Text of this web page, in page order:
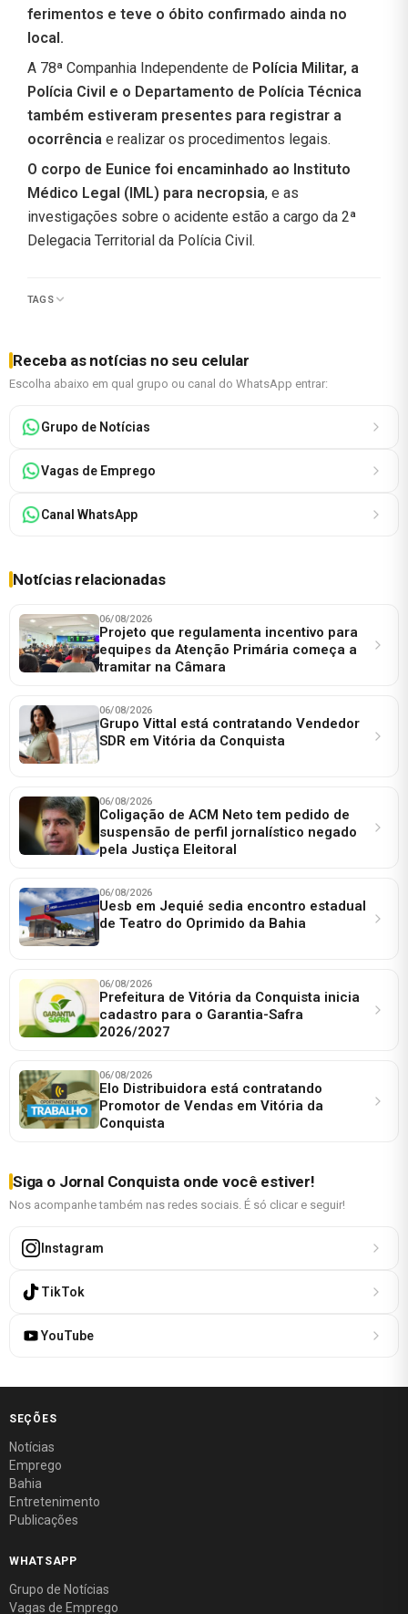
ferimentos e teve o óbito confirmado ainda no
local.
A 78ª Companhia Independente de Polícia Militar, a
Polícia Civil e o Departamento de Polícia Técnica
também estiveram presentes para registrar a
ocorrência e realizar os procedimentos legais.
O corpo de Eunice foi encaminhado ao Instituto
Médico Legal (IML) para necropsia, e as
investigações sobre o acidente estão a cargo da 2ª
Delegacia Territorial da Polícia Civil.
TAGS
Receba as notícias no seu celular
Escolha abaixo em qual grupo ou canal do WhatsApp entrar:
Grupo de Notícias
Vagas de Emprego
Canal WhatsApp
Notícias relacionadas
06/08/2026
Projeto que regulamenta incentivo para
equipes da Atenção Primária começa a
tramitar na Câmara
06/08/2026
Grupo Vittal está contratando Vendedor
SDR em Vitória da Conquista
06/08/2026
Coligação de ACM Neto tem pedido de
suspensão de perfil jornalístico negado
pela Justiça Eleitoral
06/08/2026
Uesb em Jequié sedia encontro estadual
de Teatro do Oprimido da Bahia
06/08/2026
Prefeitura de Vitória da Conquista inicia
cadastro para o Garantia-Safra
2026/2027
06/08/2026
Elo Distribuidora está contratando
Promotor de Vendas em Vitória da
Conquista
Siga o Jornal Conquista onde você estiver!
Nos acompanhe também nas redes sociais. É só clicar e seguir!
Instagram
TikTok
YouTube
SEÇÕES
Notícias
Emprego
Bahia
Entretenimento
Publicações
WHATSAPP
Grupo de Notícias
Vagas de Emprego